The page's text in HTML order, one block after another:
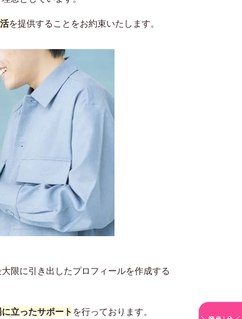
を提供することをお約束いたします。
大限に引き出したプロフィールを作成する
立ったサポート を行っております。